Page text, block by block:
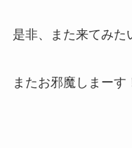
是非、また来てみた
またお邪魔しまーす